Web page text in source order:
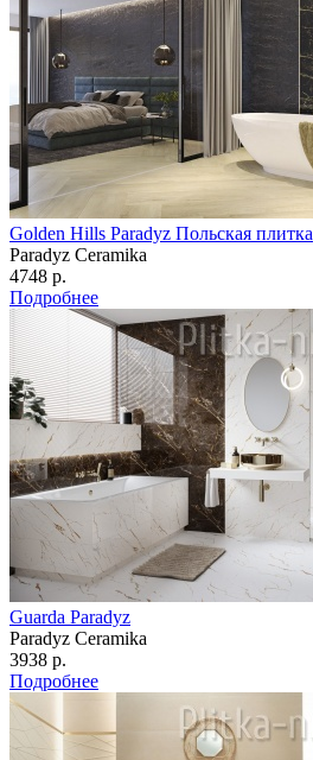
Golden Hills Paradyz Польская плитка
Paradyz Сeramika
4748 р.
Подробнее
Guarda Paradyz
Paradyz Сeramika
3938 р.
Подробнее